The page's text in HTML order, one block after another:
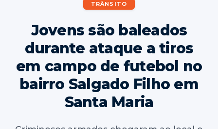
TRÂNSITO
Jovens são baleados
durante ataque a tiros
em campo de futebol no
bairro Salgado Filho em
Santa Maria